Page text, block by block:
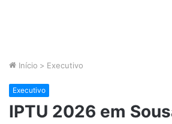
Início > Executivo
Executivo
IPTU 2026 em